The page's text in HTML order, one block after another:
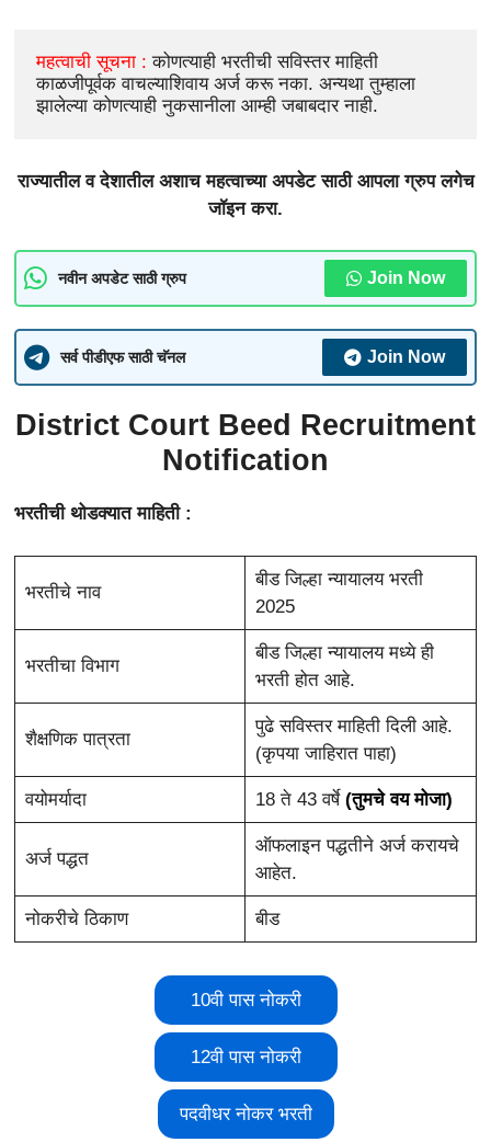
महत्वाची सूचना : कोणत्याही भरतीची सविस्तर माहिती
काळजीपूर्वक वाचल्याशिवाय अर्ज करू नका. अन्यथा तुम्हाला
झालेल्या कोणत्याही नुकसानीला आम्ही जबाबदार नाही.
राज्यातील व देशातील अशाच महत्वाच्या अपडेट साठी आपला ग्रुप लगेच
जॉइन करा.
नवीन अपडेट साठी ग्रुप Join Now
सर्व पीडीएफ साठी चॅनल Join Now
District Court Beed Recruitment
Notification
भरतीची थोडक्यात माहिती :
भरतीचे नाव
बीड जिल्हा न्यायालय भरती
2025
भरतीचा विभाग
बीड जिल्हा न्यायालय मध्ये ही
भरती होत आहे.
शैक्षणिक पात्रता
पुढे सविस्तर माहिती दिली आहे.
(कृपया जाहिरात पाहा)
वयोमर्यादा 18 ते 43 वर्षे (तुमचे वय मोजा)
अर्ज पद्धत
ऑफलाइन पद्धतीने अर्ज करायचे
आहेत.
नोकरीचे ठिकाण बीड
10वी पास नोकरी
12वी पास नोकरी
पदवीधर नोकर भरती